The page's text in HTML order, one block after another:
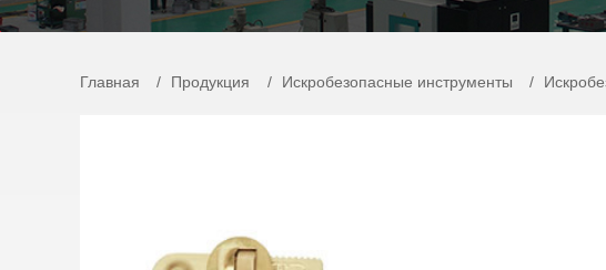
Главная Продукция Искробезопасные инструменты